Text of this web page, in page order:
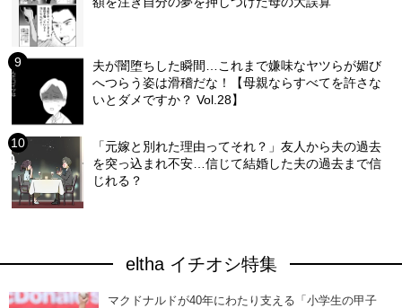
夫が闇堕ちした瞬間…これまで嫌味なヤツらが媚び
へつらう姿は滑稽だな！【母親ならすべてを許さな
いとダメですか？ Vol.28】
「元嫁と別れた理由ってそれ？」友人から夫の過去
を突っ込まれ不安…信じて結婚した夫の過去まで信
じれる？
eltha イチオシ特集
マクドナルドが40年にわたり支える「小学生の甲子